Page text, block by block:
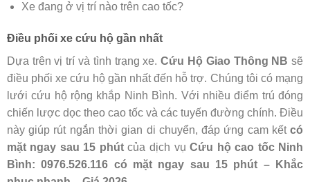
Xe đang ở vị trí nào trên cao tốc?
Điều phối xe cứu hộ gần nhất
Dựa trên vị trí và tình trạng xe.Cứu Hộ Giao Thông NB sẽ
điều phối xe cứu hộ gần nhất đến hỗ trợ. Chúng tôi có mạng
lưới cứu hộ rộng khắp Ninh Bình. Với nhiều điểm trú đóng
chiến lược dọc theo cao tốc và các tuyến đường chính. Điều
này giúp rút ngắn thời gian di chuyển, đáp ứng cam kếtcó
mặt ngay sau 15 phútcủa dịch vụCứu hộ cao tốc Ninh
Bình: 0976.526.116 có mặt ngay sau 15 phút – Khắc